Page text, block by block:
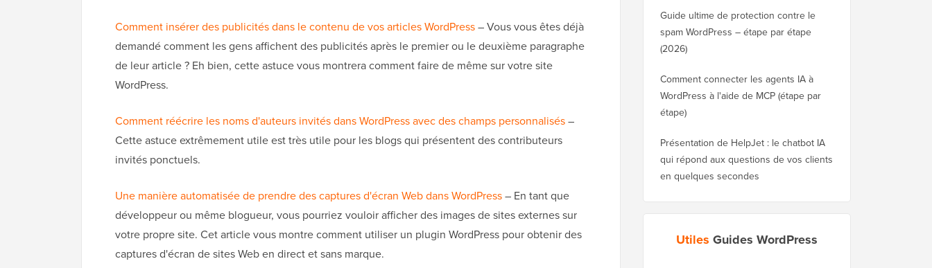
Comment insérer des publicités dans le contenu de vos articles WordPress– Vous vous êtes déjà
demandé comment les gens affichent des publicités après le premier ou le deuxième paragraphe
de leur article ? Eh bien, cette astuce vous montrera comment faire de même sur votre site
WordPress.
Comment réécrire les noms d'auteurs invités dans WordPress avec des champs personnalisés–
Cette astuce extrêmement utile est très utile pour les blogs qui présentent des contributeurs
invités ponctuels.
Une manière automatisée de prendre des captures d'écran Web dans WordPress– En tant que
développeur ou même blogueur, vous pourriez vouloir afficher des images de sites externes sur
votre propre site. Cet article vous montre comment utiliser un plugin WordPress pour obtenir des
captures d'écran de sites Web en direct et sans marque.
Guide ultime de protection contre le
spam WordPress – étape par étape
(2026)
Comment connecter les agents IA à
WordPress à l'aide de MCP (étape par
étape)
Présentation de HelpJet : le chatbot IA
qui répond aux questions de vos clients
en quelques secondes
Utiles Guides WordPress